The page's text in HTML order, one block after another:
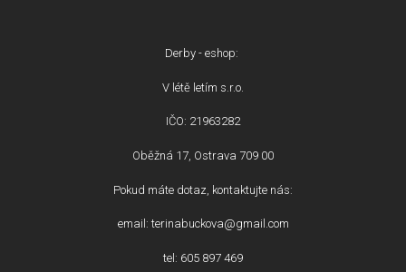
Derby - eshop:
V létě letím s.r.o.
IČO: 21963282
Oběžná 17, Ostrava 709 00
Pokud máte dotaz, kontaktujte nás:
email: terinabuckova@gmail.com
tel: 605 897 469